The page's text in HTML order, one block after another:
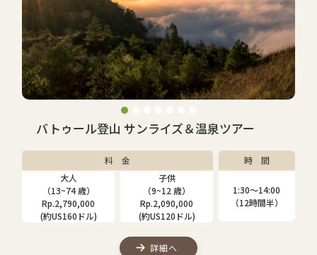
バトゥール登山 サンライズ＆温泉ツアー
料 金
大人
（13~74 歳）
Rp.2,790,000
(約US160ドル)
子供
（9~12 歳）
Rp.2,090,000
(約US120ドル)
時 間
1:30〜14:00
（12時間半）
詳細へ